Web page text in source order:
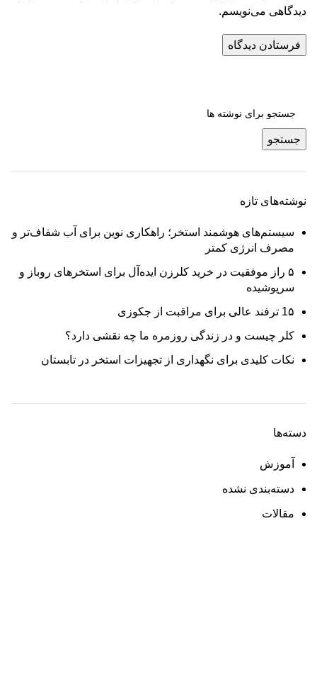
دیدگاهی می‌نویسم.
جستجو
نوشته‌های تازه
سیستم‌های هوشمند استخر؛ راهکاری نوین برای آب شفاف‌تر و
مصرف انرژی کمتر
۵ راز موفقیت در خرید کلرزن ایده‌آل برای استخرهای روباز و
سرپوشیده
1۵ ترفند عالی برای مراقبت از جکوزی
کلر چیست و در زندگی روزمره ما چه نقشی دارد؟
نکات کلیدی برای نگهداری از تجهیزات استخر در تابستان
دسته‌ها
آموزش
دسته‌بندی نشده
مقالات